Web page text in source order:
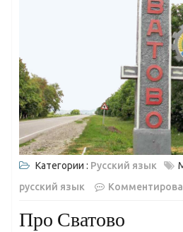
Категории : Русский язык
русский язык
Про Сватово